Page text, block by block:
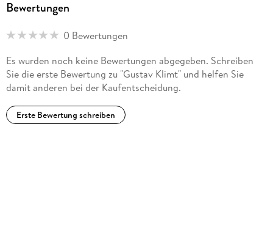
Bewertungen
0 Bewertungen
Es wurden noch keine Bewertungen abgegeben. Schreiben
Sie die erste Bewertung zu "Gustav Klimt" und helfen Sie
damit anderen bei der Kaufentscheidung.
Erste Bewertung schreiben